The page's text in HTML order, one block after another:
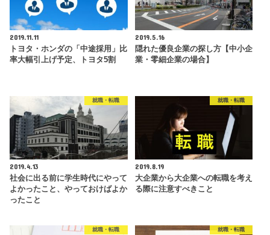
2019.11.11
トヨタ・ホンダの「中途採用」比
率大幅引上げ予定、トヨタ5割
2019.5.16
隠れた優良企業の探し方【中小企
業・零細企業の場合】
就職・転職
2019.4.13
社会に出る前に学生時代にやって
よかったこと、やっておけばよか
ったこと
就職・転職
2019.8.19
大企業から大企業への転職を考え
る際に注意すべきこと
就職・転職 就職・転職